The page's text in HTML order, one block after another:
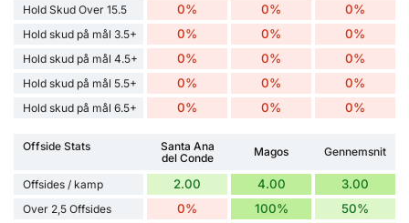
Hold Skud Over 15.5 0% 0% 0%
Hold skud på mål 3.5+ 0% 0% 0%
Hold skud på mål 4.5+ 0% 0% 0%
Hold skud på mål 5.5+ 0% 0% 0%
Hold skud på mål 6.5+ 0% 0% 0%
Offside Stats
Santa Ana
del Conde
Magos Gennemsnit
Offsides / kamp 2.00 4.00 3.00
Over 2,5 Offsides 0% 100% 50%